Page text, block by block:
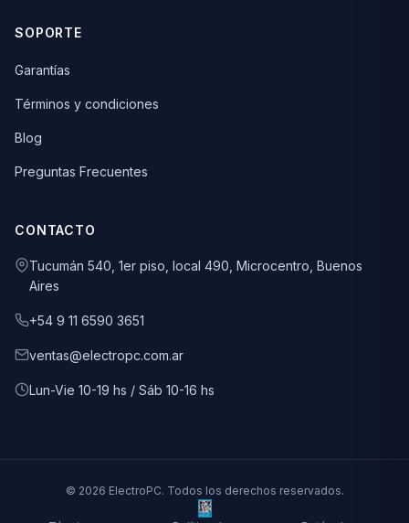
SOPORTE
Garantías
Términos y condiciones
Blog
Preguntas Frecuentes
CONTACTO
Tucumán 540, 1er piso, local 490, Microcentro, Buenos
Aires
+54 9 11 6590 3651
ventas@electropc.com.ar
Lun-Vie 10-19 hs / Sáb 10-16 hs
© 2026 ElectroPC. Todos los derechos reservados.